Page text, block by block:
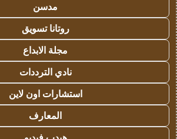
مدسن
روتانا تسويق
مجلة الابداع
نادي الترددات
استشارات اون لاين
المعارف